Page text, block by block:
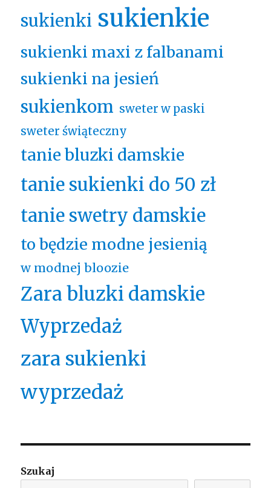
sukienki sukienkie
sukienki maxi z falbanami
sukienki na jesień
sukienkom sweter w paski
sweter świąteczny
tanie bluzki damskie
tanie sukienki do 50 zł
tanie swetry damskie
to będzie modne jesienią
w modnej bloozie
Zara bluzki damskie
Wyprzedaż
zara sukienki
wyprzedaż
Szukaj